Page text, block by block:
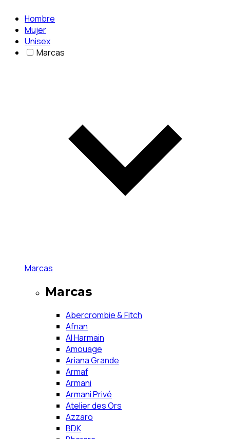
Hombre
Mujer
Unisex
Marcas
Marcas
Marcas
Abercrombie & Fitch
Afnan
Al Harmain
Amouage
Ariana Grande
Armaf
Armani
Armani Privé
Atelier des Ors
Azzaro
BDK